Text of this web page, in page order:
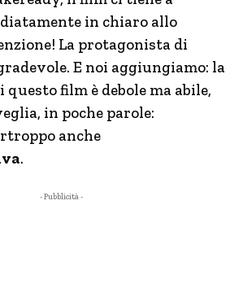
in chiaro allo
La protagonista di
E noi aggiungiamo: la
film è debole ma abile,
in poche parole:
anche
.
- Pubblicità -